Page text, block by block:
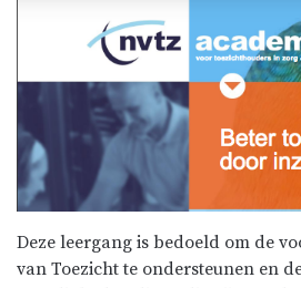
Deze leergang is bedoeld om de
van Toezicht te ondersteunen en